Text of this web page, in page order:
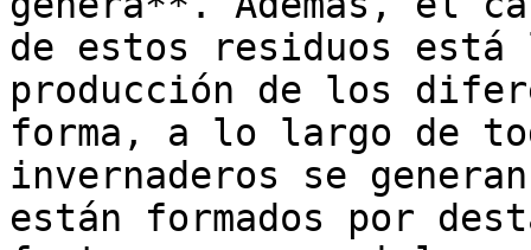
de estos residuos
producción de los
forma, a lo largo de
invernaderos se
están formados por